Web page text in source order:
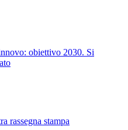
obiettivo 2030. Si
rassegna stampa